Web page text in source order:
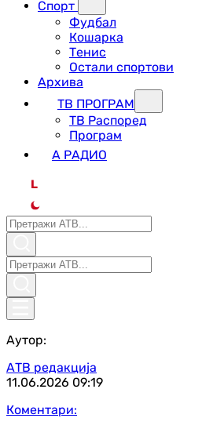
Спорт
Фудбал
Кошарка
Тенис
Остали спортови
Архива
ТВ ПРОГРАМ
ТВ Распоред
Програм
А РАДИО
L
Аутор:
АТВ редакција
11.06.2026 09:19
Коментари: